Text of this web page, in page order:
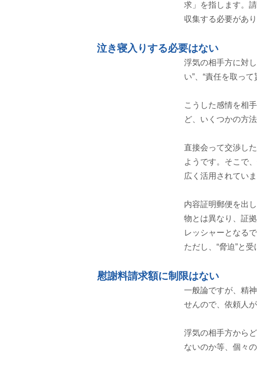
求」を指します。
収集する必要があり
泣き寝入りする必要はない
浮気の相手方に対
い”、“責任を取っ
こうした感情を相
ど、いくつかの方
直接会って交渉し
ようです。そこで
広く活用されていま
内容証明郵便を出
物とは異なり、証
レッシャーとなるで
ただし、“脅迫”と
慰謝料請求額に制限はない
一般論ですが、精
せんので、依頼人
浮気の相手方から
ないのか等、個々